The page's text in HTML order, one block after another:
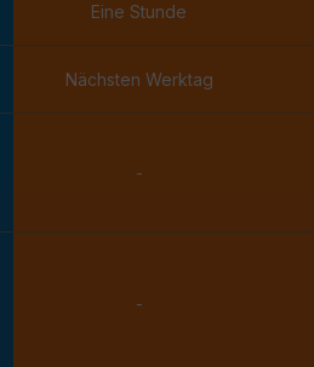
Eine Stunde
Nächsten Werktag
-
-